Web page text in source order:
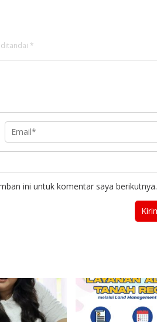
ditandai *
ini untuk komentar saya berikutnya.